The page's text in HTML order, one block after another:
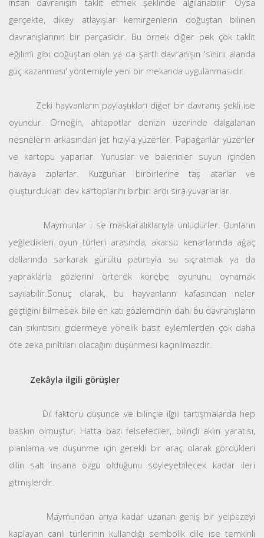
gerçekte, dikey atlayışlar kemirgenlerin doğuştan bilinen
davranışlarının bir parçasıdır. Bu örnek diğer pek çok taklit
eğilimi gibi doğuştan olan ya da şartlı davranışın 'sınırlı alanda
güç kazanması' yöntemiyle yeni bir mekanda uygulanmasıdır.
Zeki hayvanların paylaştıkları diğer bir davranış şekli ise
oyundur. Örneğin, ahtapotlar denizin üzerinde dalgalanan
nesnelerin arkasından jet hızıyla yüzerler. Papağanlar yüzerler
ve kartopu yaparlar. Yunuslar ve balerinler suyun içinden
havaya zıplarlar. Kuzgunlar birbirlerine taş atarlar ve
oluşturdukları dev kartoplarını birbiri ardı sıra yuvarlarlar.
Maymunlar i se maskaralıklarıyla ünlüdürler. Bunların
yeğledikleri oyun türleri arasında, akarsu kenarlarında ağaç
dallarında sarkarak gürültü patırtıyla su sıçratmak ya da
yapraklarla gözlerini örterek körebe oyununu oynamak
sayılabilir.Sonuç olarak, bu hayvanların kafasından neler
geçtiğini bilmesek bile en katı gözlemcinin dahi bu davranışların
can sıkıntısını gidermeye yönelik basit eylemlerden çok daha
öte zeka pırıltıları olacağını düşünmesi kaçınılmazdır.
Zekâyla ilgili görüşler
Dil faktörü düşünce ve bilinçle ilgili tartışmalarda hep
baskın olmuştur. Hatta bazı felsefeciler, bilinçli aklın yaratısı,
planlama ve düşünme için gerekli bir araç olarak gördükleri
dilin salt insana özgü olduğunu söyleyebilecek kadar ileri
gitmişlerdir.
Maymundan arıya kadar uzanan geniş bir yelpazeyi
kaplayan canlı türlerinin kullandığı sembolik dile ise temkinli